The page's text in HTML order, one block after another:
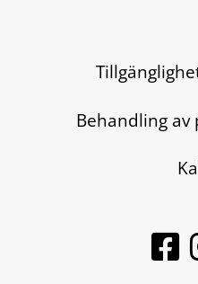
Behandling